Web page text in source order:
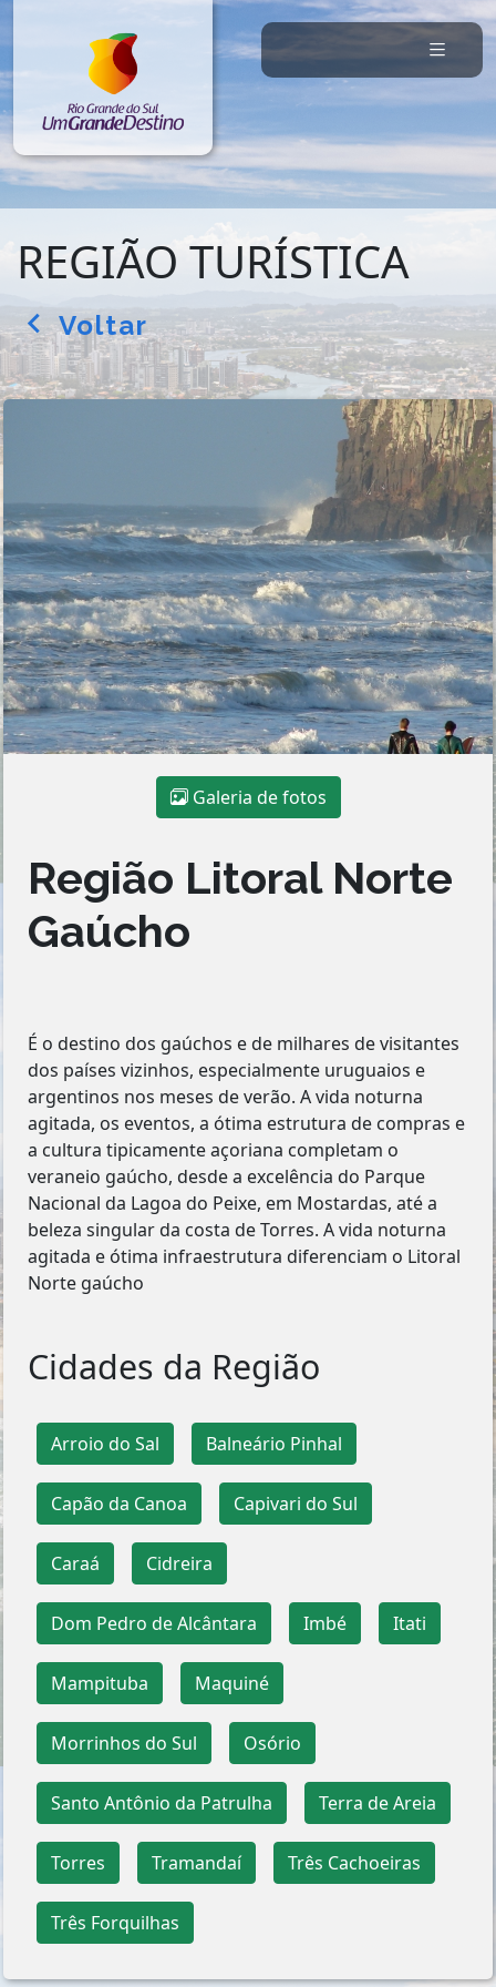
REGIÃO TURÍSTICA
arrow_back_ios Voltar
Galeria de fotos
Região Litoral Norte
Gaúcho
É o destino dos gaúchos e de milhares de visitantes
dos países vizinhos, especialmente uruguaios e
argentinos nos meses de verão. A vida noturna
agitada, os eventos, a ótima estrutura de compras e
a cultura tipicamente açoriana completam o
veraneio gaúcho, desde a excelência do Parque
Nacional da Lagoa do Peixe, em Mostardas, até a
beleza singular da costa de Torres. A vida noturna
agitada e ótima infraestrutura diferenciam o Litoral
Norte gaúcho
Cidades da Região
Arroio do Sal Balneário Pinhal
Capão da Canoa Capivari do Sul
Caraá Cidreira
Dom Pedro de Alcântara Imbé Itati
Mampituba Maquiné
Morrinhos do Sul Osório
Santo Antônio da Patrulha Terra de Areia
Torres Tramandaí Três Cachoeiras
Três Forquilhas